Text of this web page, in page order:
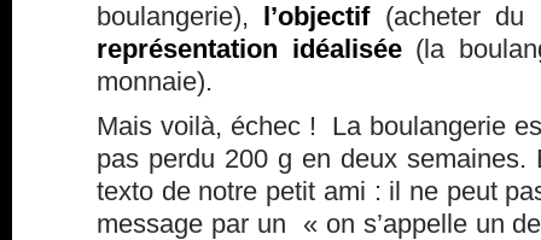
boulangerie), l’objectif(acheter du
représentation idéalisée(la
monnaie).
Mais voilà, échec ! La boulangerie
pas perdu 200 g en deux
texto de notre petit ami : il ne peut
message par un « on s’appelle un